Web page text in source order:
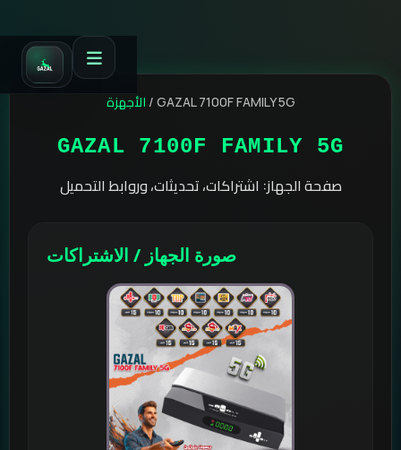
الأجهزة / GAZAL 7100F FAMILY 5G
GAZAL 7100F FAMILY 5G
صفحة الجهاز: اشتراكات، تحديثات، وروابط التحميل
صورة الجهاز / الاشتراكات